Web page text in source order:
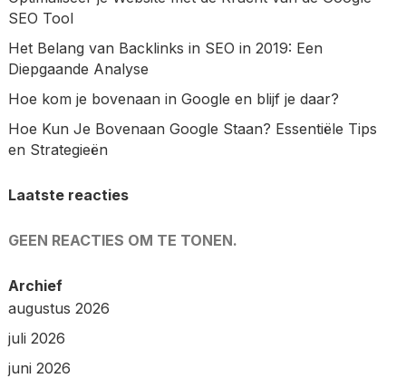
SEO Tool
Het Belang van Backlinks in SEO in 2019: Een
Diepgaande Analyse
Hoe kom je bovenaan in Google en blijf je daar?
Hoe Kun Je Bovenaan Google Staan? Essentiële Tips
en Strategieën
Laatste reacties
GEEN REACTIES OM TE TONEN.
Archief
augustus 2026
juli 2026
juni 2026